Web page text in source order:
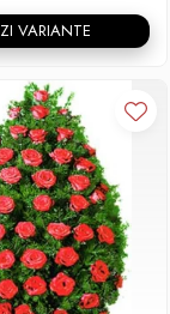
VARIANTE